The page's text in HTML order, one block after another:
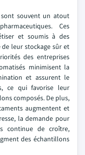
souvent un atout
Ces
et soumis à des
de leur stockage sûr et
des entreprises
minimisent la
et assurent le
ce qui favorise leur
composés. De plus,
augmentent et
la demande pour
continue de croître,
des échantillons